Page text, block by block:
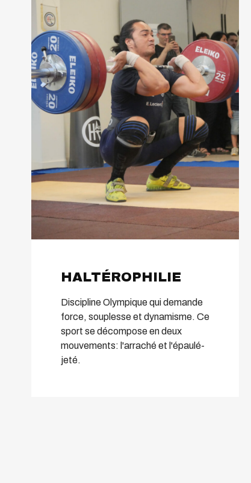
HALTÉROPHILIE
Discipline Olympique qui demande
force, souplesse et dynamisme. Ce
sport se décompose en deux
mouvements: l'arraché et l'épaulé-
jeté.